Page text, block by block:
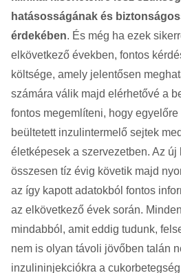
hatásosságának és
érdekében. És még ha ezek
elkövetkező években, fontos
költsége, amely jelentősen
számára válik majd elérhetővé a
fontos megemlíteni, hogy egyelőre
beültetett inzulintermelő sejtek
életképesek a szervezetben. Az új
összesen tíz évig követik majd
az így kapott adatokból fontos
az elkövetkező évek során.
mindabból, amit eddig tudunk,
nem is olyan távoli jövőben talán
inzulininjekciókra a